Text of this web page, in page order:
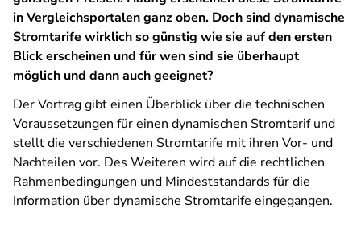
in Vergleichsportalen ganz oben. Doch sind dynamische
Stromtarife wirklich so günstig wie sie auf den ersten
Blick erscheinen und für wen sind sie überhaupt
möglich und dann auch geeignet?
Der Vortrag gibt einen Überblick über die technischen
Voraussetzungen für einen dynamischen Stromtarif und
stellt die verschiedenen Stromtarife mit ihren Vor- und
Nachteilen vor. Des Weiteren wird auf die rechtlichen
Rahmenbedingungen und Mindeststandards für die
Information über dynamische Stromtarife eingegangen.